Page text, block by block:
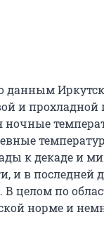
и
ночные
к декаде и
и в последней
В целом по
норме и